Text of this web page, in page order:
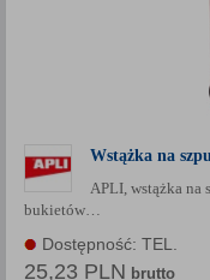
Wstążka na
APLI, wstążka na
bukietów…
Dostępność: TEL.
25,23 PLN brutto